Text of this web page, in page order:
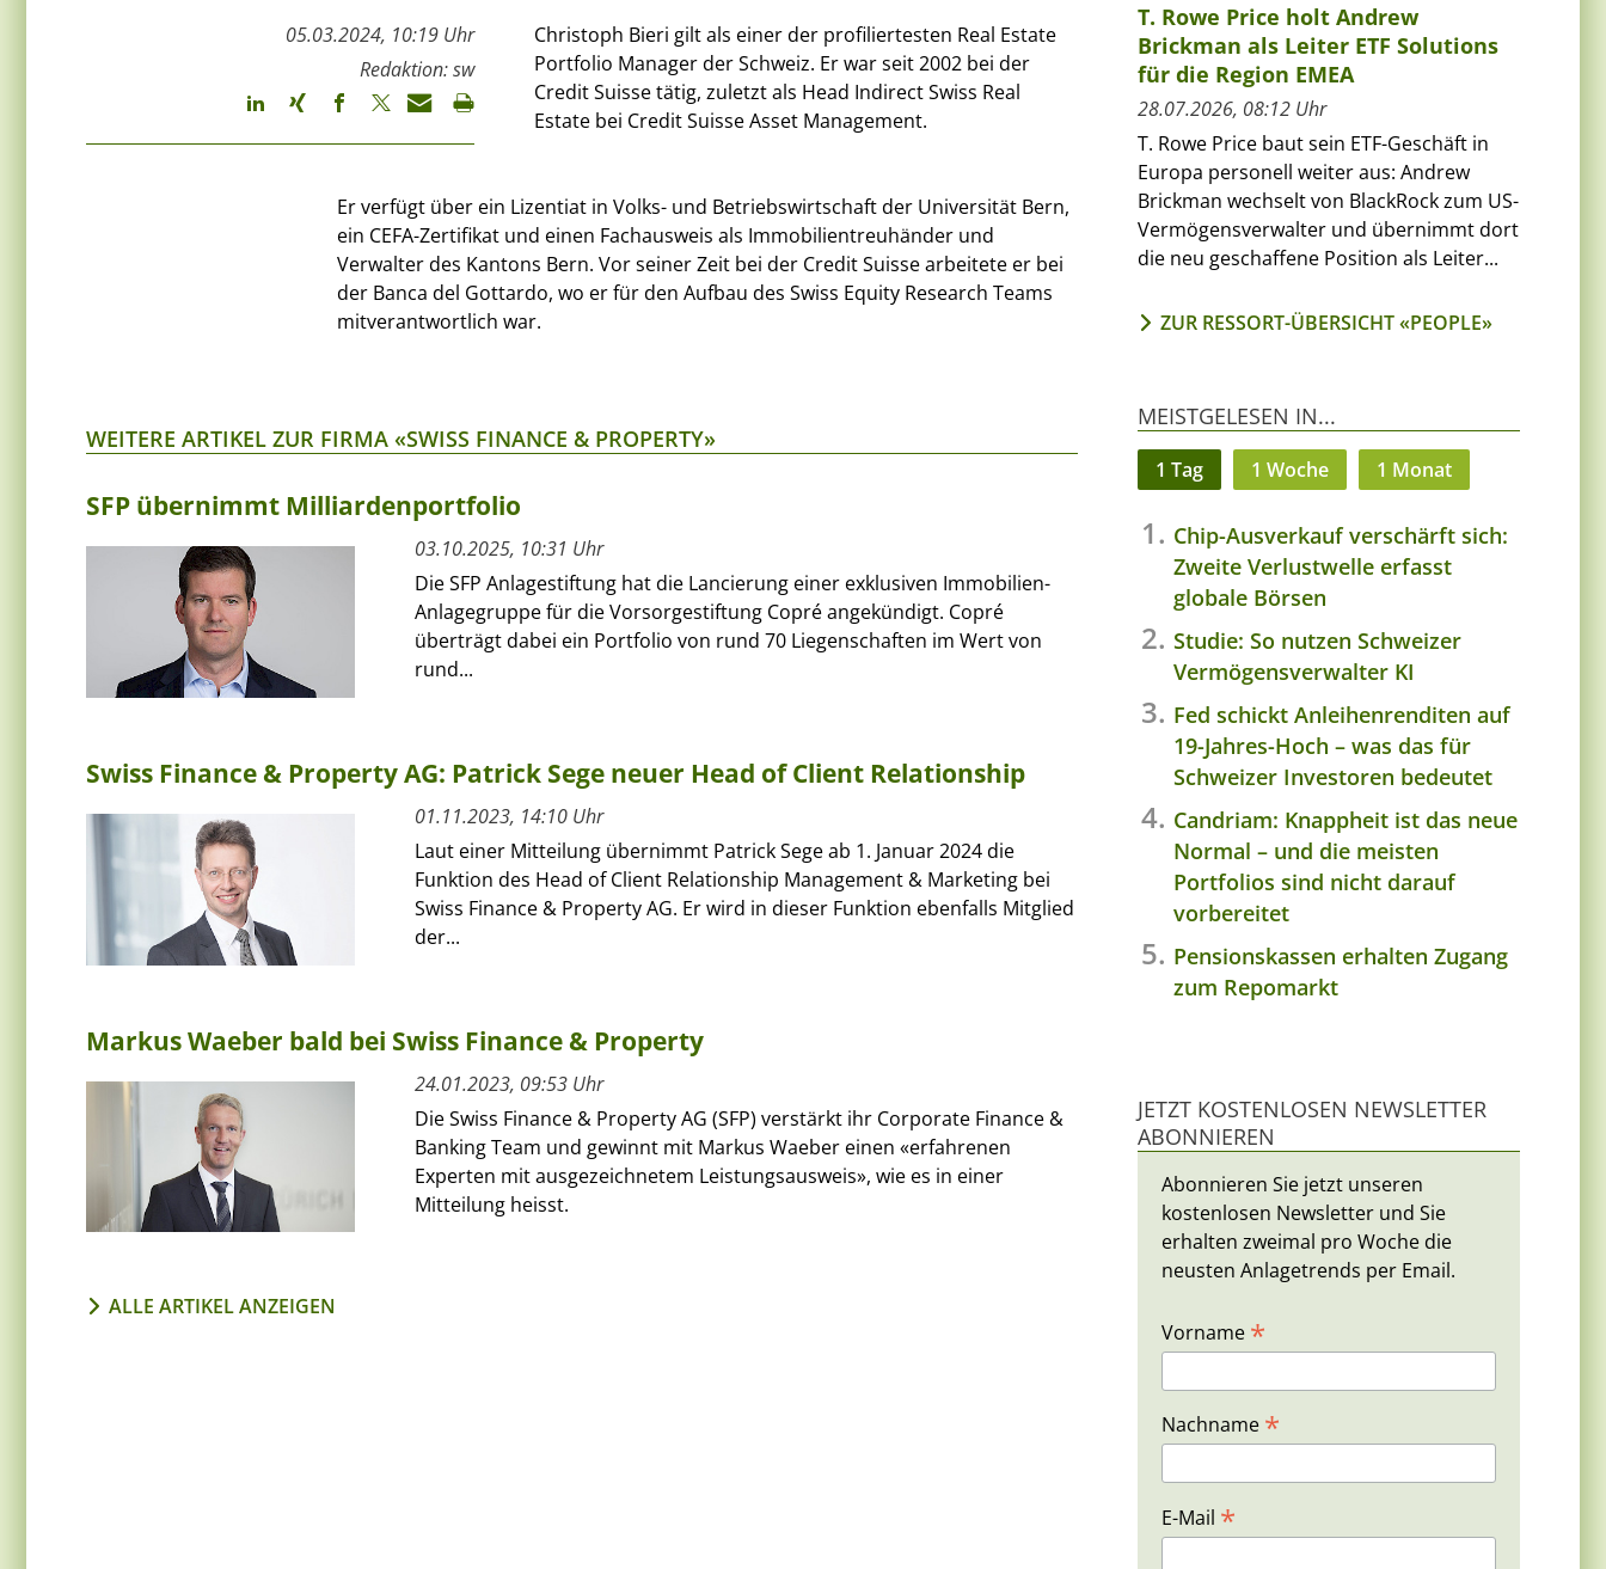
05.03.2024, 10:19 Uhr
Redaktion: sw
Christoph Bieri gilt als einer der profiliertesten Real Estate
Portfolio Manager der Schweiz. Er war seit 2002 bei der
Credit Suisse tätig, zuletzt als Head Indirect Swiss Real
Estate bei Credit Suisse Asset Management.
Er verfügt über ein Lizentiat in Volks- und Betriebswirtschaft der Universität Bern,
ein CEFA-Zertifikat und einen Fachausweis als Immobilientreuhänder und
Verwalter des Kantons Bern. Vor seiner Zeit bei der Credit Suisse arbeitete er bei
der Banca del Gottardo, wo er für den Aufbau des Swiss Equity Research Teams
mitverantwortlich war.
WEITERE ARTIKEL ZUR FIRMA «SWISS FINANCE & PROPERTY»
SFP übernimmt Milliardenportfolio
03.10.2025, 10:31 Uhr
Die SFP Anlagestiftung hat die Lancierung einer exklusiven Immobilien-
Anlagegruppe für die Vorsorgestiftung Copré angekündigt. Copré
überträgt dabei ein Portfolio von rund 70 Liegenschaften im Wert von
rund...
Swiss Finance & Property AG: Patrick Sege neuer Head of Client Relationship
01.11.2023, 14:10 Uhr
Laut einer Mitteilung übernimmt Patrick Sege ab 1. Januar 2024 die
Funktion des Head of Client Relationship Management & Marketing bei
Swiss Finance & Property AG. Er wird in dieser Funktion ebenfalls Mitglied
der...
Markus Waeber bald bei Swiss Finance & Property
24.01.2023, 09:53 Uhr
Die Swiss Finance & Property AG (SFP) verstärkt ihr Corporate Finance &
Banking Team und gewinnt mit Markus Waeber einen «erfahrenen
Experten mit ausgezeichnetem Leistungsausweis», wie es in einer
Mitteilung heisst.
ALLE ARTIKEL ANZEIGEN
T. Rowe Price holt Andrew
Brickman als Leiter ETF Solutions
für die Region EMEA
28.07.2026, 08:12 Uhr
T. Rowe Price baut sein ETF-Geschäft in
Europa personell weiter aus: Andrew
Brickman wechselt von BlackRock zum US-
Vermögensverwalter und übernimmt dort
die neu geschaffene Position als Leiter...
ZUR RESSORT-ÜBERSICHT «PEOPLE»
MEISTGELESEN IN...
1 Tag 1 Woche 1 Monat
Chip-Ausverkauf verschärft sich:
Zweite Verlustwelle erfasst
globale Börsen
Studie: So nutzen Schweizer
Vermögensverwalter KI
Fed schickt Anleihenrenditen auf
19-Jahres-Hoch – was das für
Schweizer Investoren bedeutet
Candriam: Knappheit ist das neue
Normal – und die meisten
Portfolios sind nicht darauf
vorbereitet
Pensionskassen erhalten Zugang
zum Repomarkt
JETZT KOSTENLOSEN NEWSLETTER
ABONNIEREN
Abonnieren Sie jetzt unseren
kostenlosen Newsletter und Sie
erhalten zweimal pro Woche die
neusten Anlagetrends per Email.
Vorname *
Nachname *
E-Mail *